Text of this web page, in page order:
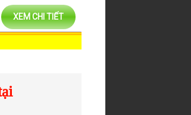
XEM CHI TIẾT